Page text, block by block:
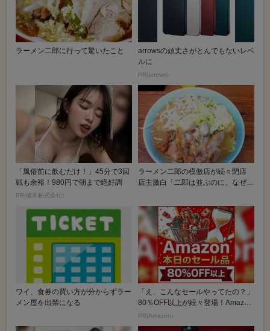
ラーメン二郎に行って驚いたこと
arrowsの頑丈さがとんでもないレベ
ルに
PR(arrows)
「風俗前に飲むだけ！」45分で3回
戦も余裕！980円で朝まで絶好調
PR(健商株式会社)
ラーメン二郎の模倣店が続々閉店
店主激白「二郎は並ぶのに、なぜう
ワイ、食券の買い方が分からずラー
メン屋を出禁になる
「え、こんなセールやってたの？」
80％OFF以上が続々登場！Amazon
の本気が...
PR(Amazon)